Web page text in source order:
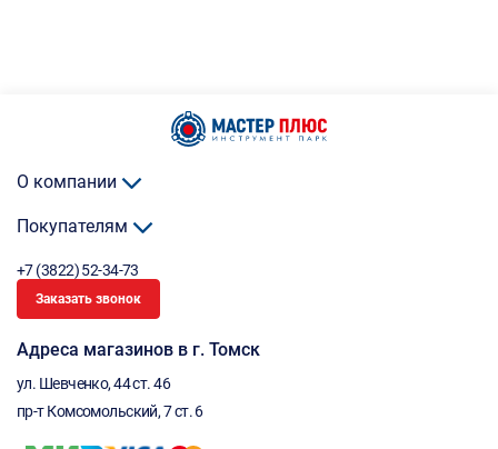
О компании
Покупателям
+7 (3822) 52-34-73
Заказать звонок
Адреса магазинов в г. Томск
ул. Шевченко, 44 ст. 46
пр-т Комсомольский, 7 ст. 6